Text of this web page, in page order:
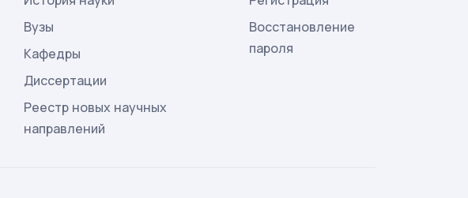
Вузы
Кафедры
Диссертации
Реестр новых научных
направлений
Восстановление
пароля